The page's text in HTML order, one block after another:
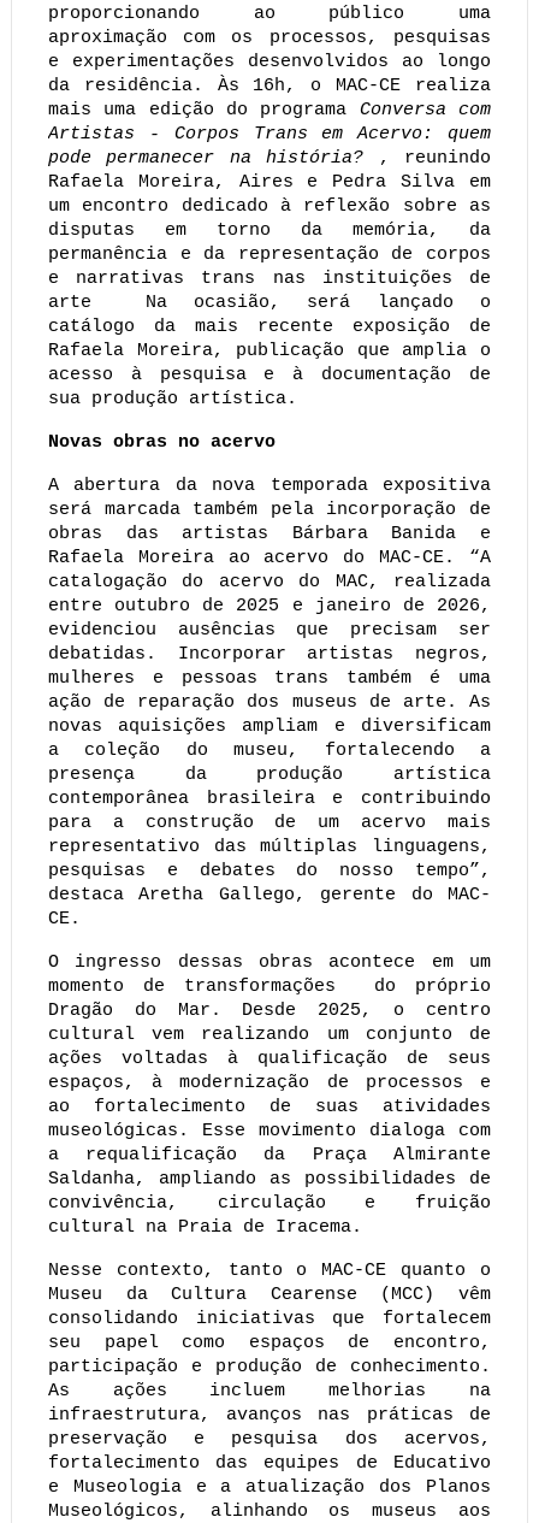
proporcionando ao público uma
aproximação com os processos, pesquisas
e experimentações desenvolvidos ao longo
da residência. Às 16h, o MAC-CE realiza
mais uma edição do programa Conversa com
Artistas - Corpos Trans em Acervo: quem
pode permanecer na história?
, reunindo
Rafaela Moreira, Aires e Pedra Silva em
um encontro dedicado à reflexão sobre as
disputas em torno da memória, da
permanência e da representação de corpos
e narrativas trans nas instituições de
arte Na ocasião, será lançado o
catálogo da mais recente exposição de
Rafaela Moreira, publicação que amplia o
acesso à pesquisa e à documentação de
sua produção artística.
Novas obras no acervo
A abertura da nova temporada expositiva
será marcada também pela incorporação de
obras das artistas Bárbara Banida e
Rafaela Moreira ao acervo do MAC-CE. “A
catalogação do acervo do MAC, realizada
entre outubro de 2025 e janeiro de 2026,
evidenciou ausências que precisam ser
debatidas. Incorporar artistas negros,
mulheres e pessoas trans também é uma
ação de reparação dos museus de arte. As
novas aquisições ampliam e diversificam
a coleção do museu, fortalecendo a
presença da produção artística
contemporânea brasileira e contribuindo
para a construção de um acervo mais
representativo das múltiplas linguagens,
pesquisas e debates do nosso tempo”,
destaca Aretha Gallego, gerente do MAC-
CE.
O ingresso dessas obras acontece em um
momento de transformações  do próprio
Dragão do Mar. Desde 2025, o centro
cultural vem realizando um conjunto de
ações voltadas à qualificação de seus
espaços, à modernização de processos e
ao fortalecimento de suas atividades
museológicas. Esse movimento dialoga com
a requalificação da Praça Almirante
Saldanha, ampliando as possibilidades de
convivência, circulação e fruição
cultural na Praia de Iracema.
Nesse contexto, tanto o MAC-CE quanto o
Museu da Cultura Cearense (MCC) vêm
consolidando iniciativas que fortalecem
seu papel como espaços de encontro,
participação e produção de conhecimento.
As ações incluem melhorias na
infraestrutura, avanços nas práticas de
preservação e pesquisa dos acervos,
fortalecimento das equipes de Educativo
e Museologia e a atualização dos Planos
Museológicos, alinhando os museus aos